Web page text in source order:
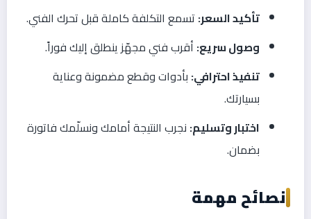
تأكيد السعر: تسمع التكلفة كاملة قبل تحرك الفني.
وصول سريع: أقرب فني مجهّز ينطلق إليك فوراً.
تنفيذ احترافي: بأدوات وقطع مضمونة وعناية
بسيارتك.
اختبار وتسليم: نجرب النتيجة أمامك ونسلّمك فاتورة
بضمان.
نصائح مهمة